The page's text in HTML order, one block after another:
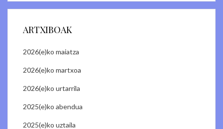
ARTXIBOAK
2026(e)ko maiatza
2026(e)ko martxoa
2026(e)ko urtarrila
2025(e)ko abendua
2025(e)ko uztaila